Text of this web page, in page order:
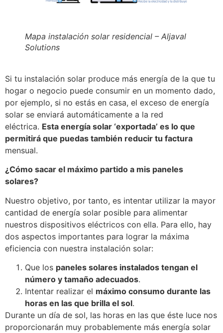
Mapa instalación solar residencial – Aljaval
Solutions
Si tu instalación solar produce más energía de la que tu
hogar o negocio puede consumir en un momento dado,
por ejemplo, si no estás en casa, el exceso de energía
solar se enviará automáticamente a la red
eléctrica. Esta energía solar ‘exportada’ es lo que
permitirá que puedas también reducir tu factura
mensual.
¿Cómo sacar el máximo partido a mis paneles
solares?
Nuestro objetivo, por tanto, es intentar utilizar la mayor
cantidad de energía solar posible para alimentar
nuestros dispositivos eléctricos con ella. Para ello, hay
dos aspectos importantes para lograr la máxima
eficiencia con nuestra instalación solar:
Que los paneles solares instalados tengan el
número y tamaño adecuados.
Intentar realizar el máximo consumo durante las
horas en las que brilla el sol.
Durante un día de sol, las horas en las que éste luce nos
proporcionarán muy probablemente más energía solar